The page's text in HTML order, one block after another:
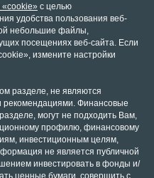
с целью
удобства пользования веб-
небольшие файлы,
посещениях веб-сайта. Если
измените настройки
разделе, не являются
Финансовые
могут не подходить Вам,
профилю, финансовому
инвестиционным целям,
не является публичной
инвестировать в фонды и/
ценные бумаги, совершить с